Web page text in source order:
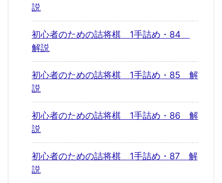
説
初心者のための詰将棋 1手詰め・84
解説
初心者のための詰将棋 1手詰め・85 解
説
初心者のための詰将棋 1手詰め・86 解
説
初心者のための詰将棋 1手詰め・87 解
説